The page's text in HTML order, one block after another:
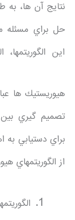
نتايج آن ها، به
حل براي مسئله
اين
هيوريستيك ها
تصميم گيري
براي دستيابي
از الگوريتمهاي